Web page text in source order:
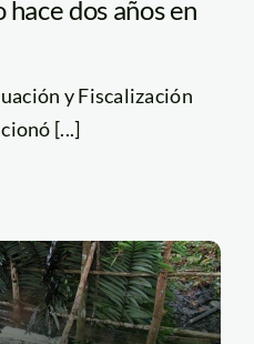
dos años en
y Fiscalización
[...]